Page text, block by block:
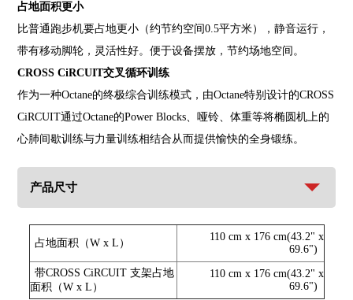
占地面积更小
比普通跑步机要占地更小（约节约空间0.5平方米），静音运行，
带有移动脚轮，灵活性好。便于设备摆放，节约场地空间。
CROSS CiRCUIT交叉循环训练
作为一种Octane的终极综合训练模式，由Octane特别设计的CROSS
CiRCUIT通过Octane的Power Blocks、哑铃、体重等将椭圆机上的
心肺间歇训练与力量训练相结合从而提供愉快的全身锻练。
产品尺寸
占地面积（W x L）
110 cm x 176 cm(43.2" x
69.6")
带CROSS CiRCUIT 支架占地
面积（W x L）
110 cm x 176 cm(43.2" x
69.6")